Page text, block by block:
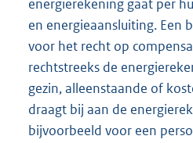
energierekening gaat per
en energieaansluiting. Een
voor het recht op
rechtstreeks de
gezin, alleenstaande of
draagt bij aan de
bijvoorbeeld voor een